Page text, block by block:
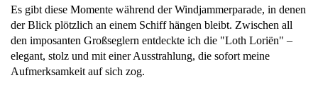
Es gibt diese Momente während der Windjammerparade, in denen
der Blick plötzlich an einem Schiff hängen bleibt. Zwischen all
den imposanten Großseglern entdeckte ich die "Loth Loriën" –
elegant, stolz und mit einer Ausstrahlung, die sofort meine
Aufmerksamkeit auf sich zog.